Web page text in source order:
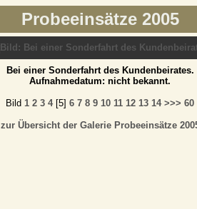
Probeeinsätze 2005
Bei einer Sonderfahrt des Kundenbeirates.
Aufnahmedatum: nicht bekannt.
Bild 1 2 3 4[5] 6 7 8 9 10 11 12 13 14 >>> 60
zur Übersicht der Galerie Probeeinsätze